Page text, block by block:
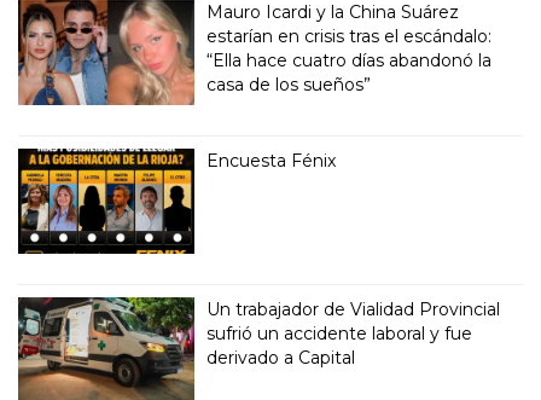
Mauro Icardi y la China Suárez
estarían en crisis tras el escándalo:
“Ella hace cuatro días abandonó la
casa de los sueños”
Encuesta Fénix
Un trabajador de Vialidad Provincial
sufrió un accidente laboral y fue
derivado a Capital